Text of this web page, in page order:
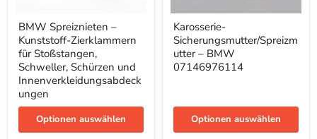
Spreiznieten
–
Kunststoff-
Zierklammern
für
Stoßstangen,
Schweller,
Schürzen
Innenverkleidungsabdeckungen
BMW Spreiznieten –
Kunststoff-Zierklammern
für Stoßstangen,
Schweller, Schürzen und
Innenverkleidungsabdeck
ungen
Optionen auswählen
Sicherungsmutter/Spreizmutter
–
BMW
07146976114
Karosserie-
Sicherungsmutter/Spreizm
utter – BMW
07146976114
Optionen auswählen